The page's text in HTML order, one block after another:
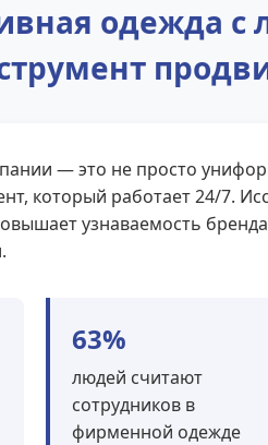
одежда с
— это не просто
который работает 24/7.
узнаваемость
63%
людей считают
сотрудников в
фирменной одежде